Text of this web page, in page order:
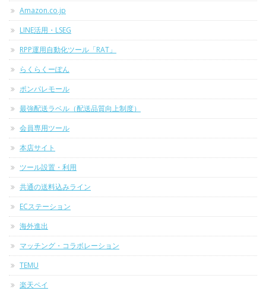
Amazon.co.jp
LINE活用・LSEG
RPP運用自動化ツール「RAT」
らくらくーぽん
ポンパレモール
最強配送ラベル（配送品質向上制度）
会員専用ツール
本店サイト
ツール設置・利用
共通の送料込みライン
ECステーション
海外進出
マッチング・コラボレーション
TEMU
楽天ペイ